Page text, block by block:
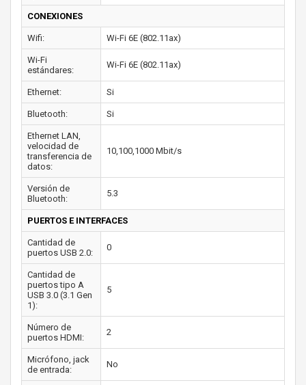
CONEXIONES
Wifi: Wi-Fi 6E (802.11ax)
Wi-Fi
estándares:
Wi-Fi 6E (802.11ax)
Ethernet: Si
Bluetooth: Si
Ethernet LAN,
velocidad de
transferencia de
datos:
10,100,1000 Mbit/s
Versión de
Bluetooth:
5.3
PUERTOS E INTERFACES
Cantidad de
puertos USB 2.0:
0
Cantidad de
puertos tipo A
USB 3.0 (3.1 Gen
1):
5
Número de
puertos HDMI:
2
Micrófono, jack
de entrada:
No